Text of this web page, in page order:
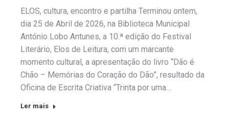
ELOS, cultura, encontro e partilha Terminou ontem,
dia 25 de Abril de 2026, na Biblioteca Municipal
António Lobo Antunes, a 10.ª edição do Festival
Literário, Elos de Leitura, com um marcante
momento cultural, a apresentação do livro “Dão é
Chão – Memórias do Coração do Dão”, resultado da
Oficina de Escrita Criativa “Trinta por uma…
Ler mais